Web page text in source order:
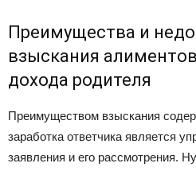
Преимущества и
взыскания
дохода родителя
Преимуществом взыскания
заработка ответчика является
заявления и его рассмотрения.